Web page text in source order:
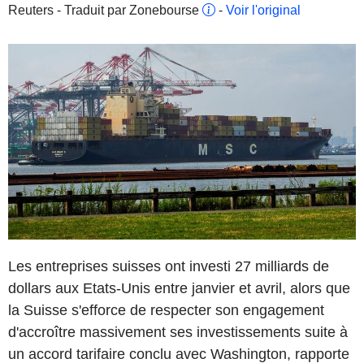
Reuters - Traduit par Zonebourse
- Voir l'original
Les entreprises suisses ont investi 27 milliards de
dollars aux Etats-Unis entre janvier et avril, alors que
la Suisse s'efforce de respecter son engagement
d'accroître massivement ses investissements suite à
un accord tarifaire conclu avec Washington, rapporte